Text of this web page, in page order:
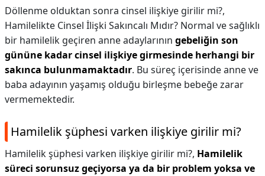
Döllenme olduktan sonra cinsel ilişkiye girilir mi?,
Hamilelikte Cinsel İlişki Sakıncalı Mıdır? Normal ve sağlıklı
bir hamilelik geçiren anne adaylarının gebeliğin son
gününe kadar cinsel ilişkiye girmesinde herhangi bir
sakınca bulunmamaktadır. Bu süreç içerisinde anne ve
baba adayının yaşamış olduğu birleşme bebeğe zarar
vermemektedir.
Hamilelik şüphesi varken ilişkiye girilir mi?
Hamilelik şüphesi varken ilişkiye girilir mi?, Hamilelik
süreci sorunsuz geçiyorsa ya da bir problem yoksa ve